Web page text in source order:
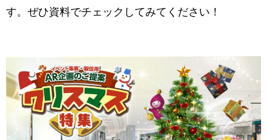
す。ぜひ資料でチェックしてみてください！